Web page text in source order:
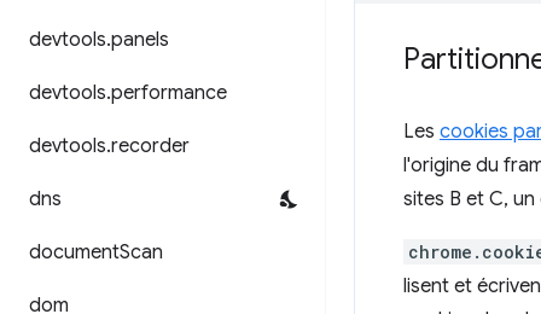
devtools.panels
devtools.performance
devtools.recorder
dns
documentScan
dom
Les cookies
l'origine du
sites B et C,
lisent et